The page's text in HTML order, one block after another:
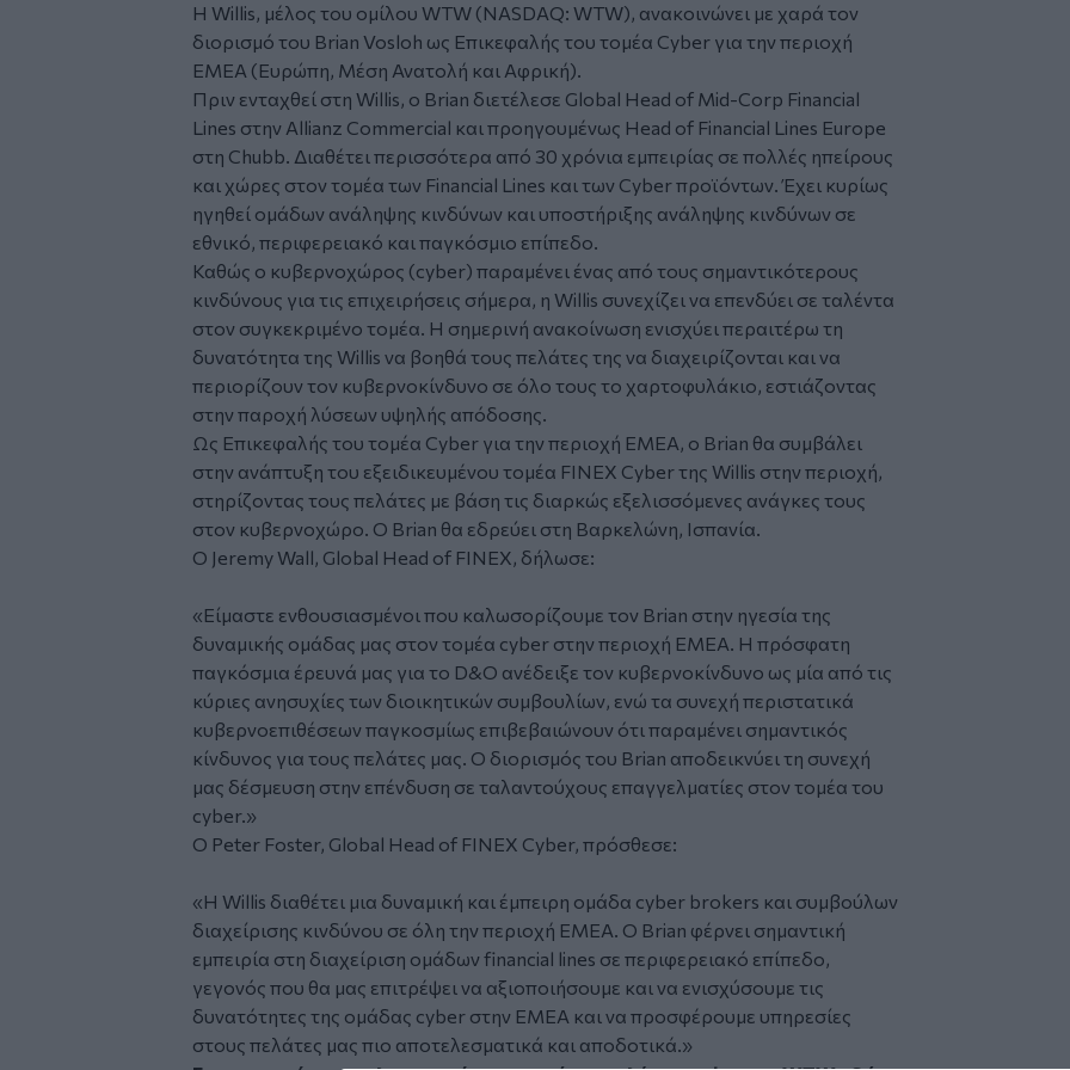
Η Willis, μέλος του ομίλου WTW (NASDAQ: WTW), ανακοινώνει με χαρά τον
διορισμό του Brian Vosloh ως Επικεφαλής του τομέα Cyber για την περιοχή
ΕΜΕΑ (Ευρώπη, Μέση Ανατολή και Αφρική).
Πριν ενταχθεί στη Willis, ο Brian διετέλεσε Global Head of Mid-Corp Financial
Lines στην Allianz Commercial και προηγουμένως Head of Financial Lines Europe
στη Chubb. Διαθέτει περισσότερα από 30 χρόνια εμπειρίας σε πολλές ηπείρους
και χώρες στον τομέα των Financial Lines και των Cyber προϊόντων. Έχει κυρίως
ηγηθεί ομάδων ανάληψης κινδύνων και υποστήριξης ανάληψης κινδύνων σε
εθνικό, περιφερειακό και παγκόσμιο επίπεδο.
Καθώς ο κυβερνοχώρος (cyber) παραμένει ένας από τους σημαντικότερους
κινδύνους για τις επιχειρήσεις σήμερα, η Willis συνεχίζει να επενδύει σε ταλέντα
στον συγκεκριμένο τομέα. Η σημερινή ανακοίνωση ενισχύει περαιτέρω τη
δυνατότητα της Willis να βοηθά τους πελάτες της να διαχειρίζονται και να
περιορίζουν τον κυβερνοκίνδυνο σε όλο τους το χαρτοφυλάκιο, εστιάζοντας
στην παροχή λύσεων υψηλής απόδοσης.
Ως Επικεφαλής του τομέα Cyber για την περιοχή EMEA, ο Brian θα συμβάλει
στην ανάπτυξη του εξειδικευμένου τομέα FINEX Cyber της Willis στην περιοχή,
στηρίζοντας τους πελάτες με βάση τις διαρκώς εξελισσόμενες ανάγκες τους
στον κυβερνοχώρο. Ο Brian θα εδρεύει στη Βαρκελώνη, Ισπανία.
Ο Jeremy Wall, Global Head of FINEX, δήλωσε:
«Είμαστε ενθουσιασμένοι που καλωσορίζουμε τον Brian στην ηγεσία της
δυναμικής ομάδας μας στον τομέα cyber στην περιοχή EMEA. Η πρόσφατη
παγκόσμια έρευνά μας για το D&O ανέδειξε τον κυβερνοκίνδυνο ως μία από τις
κύριες ανησυχίες των διοικητικών συμβουλίων, ενώ τα συνεχή περιστατικά
κυβερνοεπιθέσεων παγκοσμίως επιβεβαιώνουν ότι παραμένει σημαντικός
κίνδυνος για τους πελάτες μας. Ο διορισμός του Brian αποδεικνύει τη συνεχή
μας δέσμευση στην επένδυση σε ταλαντούχους επαγγελματίες στον τομέα του
cyber.»
Ο Peter Foster, Global Head of FINEX Cyber, πρόσθεσε:
«Η Willis διαθέτει μια δυναμική και έμπειρη ομάδα cyber brokers και συμβούλων
διαχείρισης κινδύνου σε όλη την περιοχή EMEA. Ο Brian φέρνει σημαντική
εμπειρία στη διαχείριση ομάδων financial lines σε περιφερειακό επίπεδο,
γεγονός που θα μας επιτρέψει να αξιοποιήσουμε και να ενισχύσουμε τις
δυνατότητες της ομάδας cyber στην EMEA και να προσφέρουμε υπηρεσίες
στους πελάτες μας πιο αποτελεσματικά και αποδοτικά.»